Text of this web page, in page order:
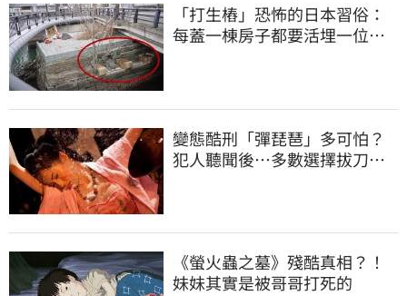
「打生樁」恐怖的日本習俗：
每蓋一棟房子都要活埋一位少
變態酷刑「彈琵琶」多可怕？
犯人聽聞後⋯多數選擇拔刀自
《螢火蟲之墓》殘酷真相？！
妹妹其實是被哥哥打死的